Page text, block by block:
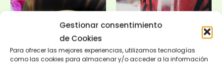
Gestionar consentimiento
de Cookies
Para ofrecer las mejores experiencias, utilizamos tecnologías
como las cookies para almacenar y/o acceder a la información